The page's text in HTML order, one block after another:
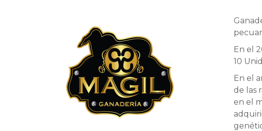
En el
10
En el
de las
en el